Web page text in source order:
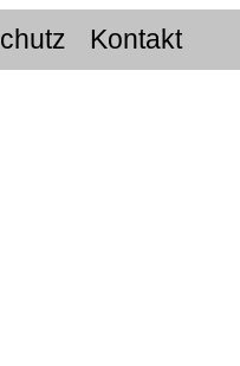
Kontakt